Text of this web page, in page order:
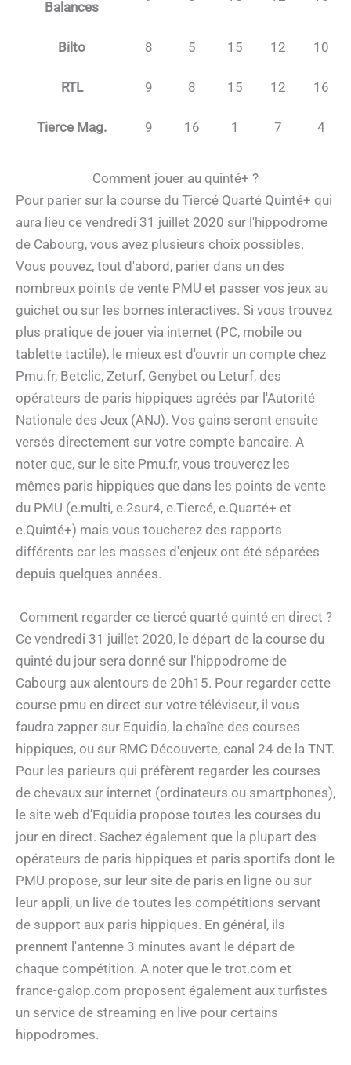
Balances
Bilto 8 5 15 12 10
RTL 9 8 15 12 16
Tierce Mag. 9 16 1 7 4
Comment jouer au quinté+ ?
Pour parier sur la course du Tiercé Quarté Quinté+ qui
aura lieu ce vendredi 31 juillet 2020 sur l'hippodrome
de Cabourg, vous avez plusieurs choix possibles.
Vous pouvez, tout d'abord, parier dans un des
nombreux points de vente PMU et passer vos jeux au
guichet ou sur les bornes interactives. Si vous trouvez
plus pratique de jouer via internet (PC, mobile ou
tablette tactile), le mieux est d'ouvrir un compte chez
Pmu.fr, Betclic, Zeturf, Genybet ou Leturf, des
opérateurs de paris hippiques agréés par l'Autorité
Nationale des Jeux (ANJ). Vos gains seront ensuite
versés directement sur votre compte bancaire. A
noter que, sur le site Pmu.fr, vous trouverez les
mêmes paris hippiques que dans les points de vente
du PMU (e.multi, e.2sur4, e.Tiercé, e.Quarté+ et
e.Quinté+) mais vous toucherez des rapports
différents car les masses d'enjeux ont été séparées
depuis quelques années.
Comment regarder ce tiercé quarté quinté en direct ?
Ce vendredi 31 juillet 2020, le départ de la course du
quinté du jour sera donné sur l'hippodrome de
Cabourg aux alentours de 20h15. Pour regarder cette
course pmu en direct sur votre téléviseur, il vous
faudra zapper sur Equidia, la chaîne des courses
hippiques, ou sur RMC Découverte, canal 24 de la TNT.
Pour les parieurs qui préfèrent regarder les courses
de chevaux sur internet (ordinateurs ou smartphones),
le site web d'Equidia propose toutes les courses du
jour en direct. Sachez également que la plupart des
opérateurs de paris hippiques et paris sportifs dont le
PMU propose, sur leur site de paris en ligne ou sur
leur appli, un live de toutes les compétitions servant
de support aux paris hippiques. En général, ils
prennent l'antenne 3 minutes avant le départ de
chaque compétition. A noter que le trot.com et
france-galop.com proposent également aux turfistes
un service de streaming en live pour certains
hippodromes.